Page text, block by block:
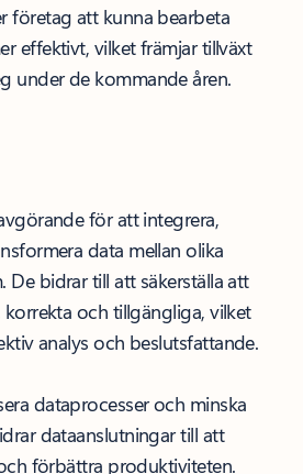
företag att kunna bearbeta
effektivt, vilket främjar tillväxt
under de kommande åren.
för att integrera,
data mellan olika
De bidrar till att säkerställa att
och tillgängliga, vilket
analys och beslutsfattande.
dataprocesser och minska
dataanslutningar till att
förbättra produktiviteten.